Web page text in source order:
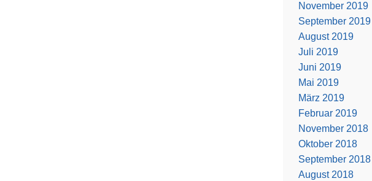
November 2019
September 2019
August 2019
Juli 2019
Juni 2019
Mai 2019
März 2019
Februar 2019
November 2018
Oktober 2018
September 2018
August 2018